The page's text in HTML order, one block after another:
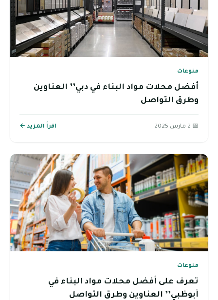
منوعات
أفضل محلات مواد البناء في دبي’’ العناوين
وطرق التواصل
📅 2 مارس 2025 اقرأ المزيد ←
منوعات
تعرف على أفضل محلات مواد البناء في
أبوظبي’’ العناوين وطرق التواصل